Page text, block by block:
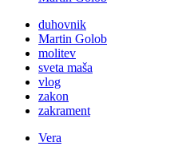
duhovnik
Martin Golob
molitev
sveta maša
vlog
zakon
zakrament
Vera